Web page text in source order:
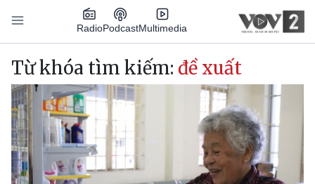
Nhảy đến nội dung
RadioPodcastMultimedia
Main navigation
Từ khóa tìm kiếm: đề xuất